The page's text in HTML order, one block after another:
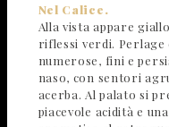
Nel Calice.
Alla vista appare
riflessi verdi.
numerose, fini e
naso, con sentori
acerba. Al palato si
piacevole acidità e